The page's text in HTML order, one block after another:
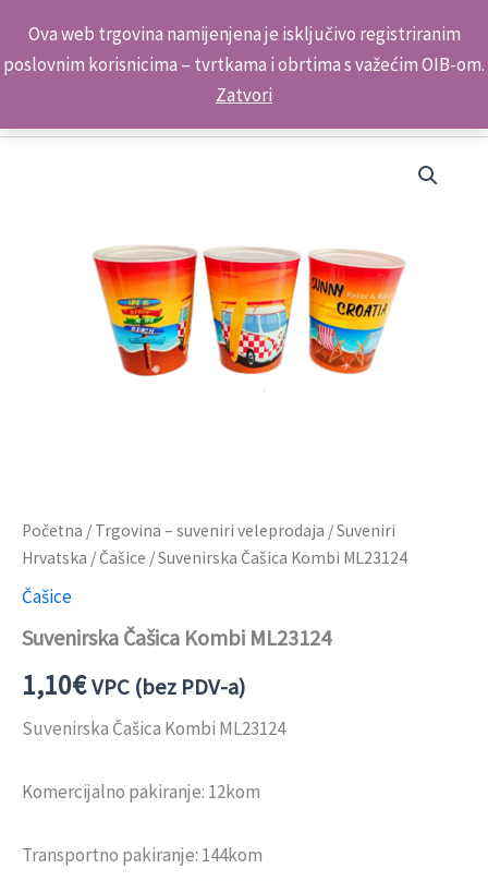
Ova web trgovina namijenjena je isključivo registriranim
poslovnim korisnicima – tvrtkama i obrtima s važećim OIB-om.
Zatvori
content
Kontakt telefon: +385 98 179 3891
Početna / Trgovina – suveniri veleprodaja /Suveniri
Hrvatska / Čašice / Suvenirska Čašica Kombi ML23124
Čašice
Suvenirska Čašica Kombi ML23124
1,10€VPC (bez PDV-a)
Suvenirska Čašica Kombi ML23124
Komercijalno pakiranje: 12kom
Transportno pakiranje: 144kom